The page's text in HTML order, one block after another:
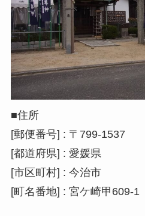
■住所
[郵便番号] : 〒799-1537
[都道府県] : 愛媛県
[市区町村] : 今治市
[町名番地] : 宮ケ崎甲609-1